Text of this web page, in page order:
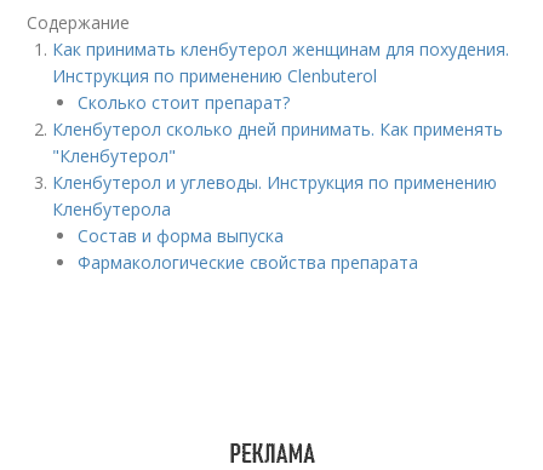
Содержание
Как принимать кленбутерол женщинам для похудения.
Инструкция по применению Clenbuterol
Сколько стоит препарат?
Кленбутерол сколько дней принимать. Как применять
"Кленбутерол"
Кленбутерол и углеводы. Инструкция по применению
Кленбутерола
Состав и форма выпуска
Фармакологические свойства препарата